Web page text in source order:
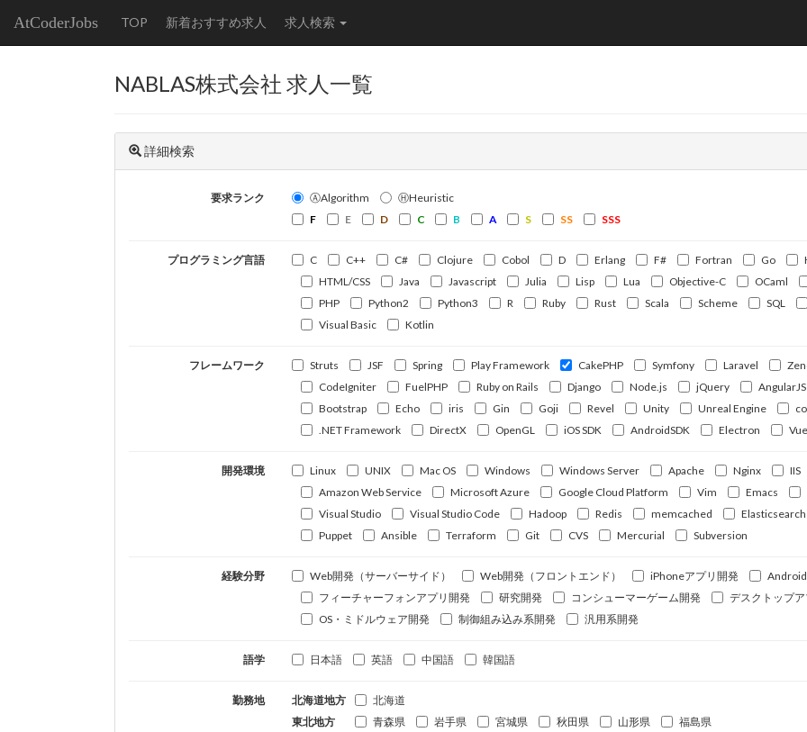
AtCoderJobs TOP 新着おすすめ求人 求人検索
NABLAS株式会社 求人一覧
詳細検索
要求ランク ⒶAlgorithm
ⒽHeuristic
F
E D C B A S SS SSS
プログラミング言語 C C++ C# Clojure Cobol D Erlang F# Fortran Go
HTML/CSS
Java Javascript Julia Lisp Lua Objective-C OCaml
PHP
Python2 Python3 R Ruby Rust Scala Scheme SQL
Visual Basic
Kotlin
フレームワーク Struts JSF Spring Play Framework CakePHP Symfony Laravel
CodeIgniter
FuelPHP Ruby on Rails Django Node.js jQuery AngularJS
Bootstrap
Echo iris Gin Goji Revel Unity Unreal Engine
.NET Framework
DirectX OpenGL iOS SDK AndroidSDK Electron
開発環境 Linux UNIX Mac OS Windows Windows Server Apache Nginx
IIS
Amazon Web Service
Microsoft Azure Google Cloud Platform Vim Emacs
Visual Studio
Visual Studio Code Hadoop Redis memcached Elasticsearch
Puppet
Ansible Terraform Git CVS Mercurial Subversion
経験分野 Web開発（サーバーサイド） Web開発（フロントエンド） iPhoneアプリ開発
フィーチャーフォンアプリ開発
研究開発 コンシューマーゲーム開発
デスクトップ
OS・ミドルウェア開発
制御組み込み系開発 汎用系開発
語学 日本語 英語 中国語 韓国語
勤務地 北海道地方
北海道
東北地方
青森県 岩手県 宮城県 秋田県 山形県
福島県